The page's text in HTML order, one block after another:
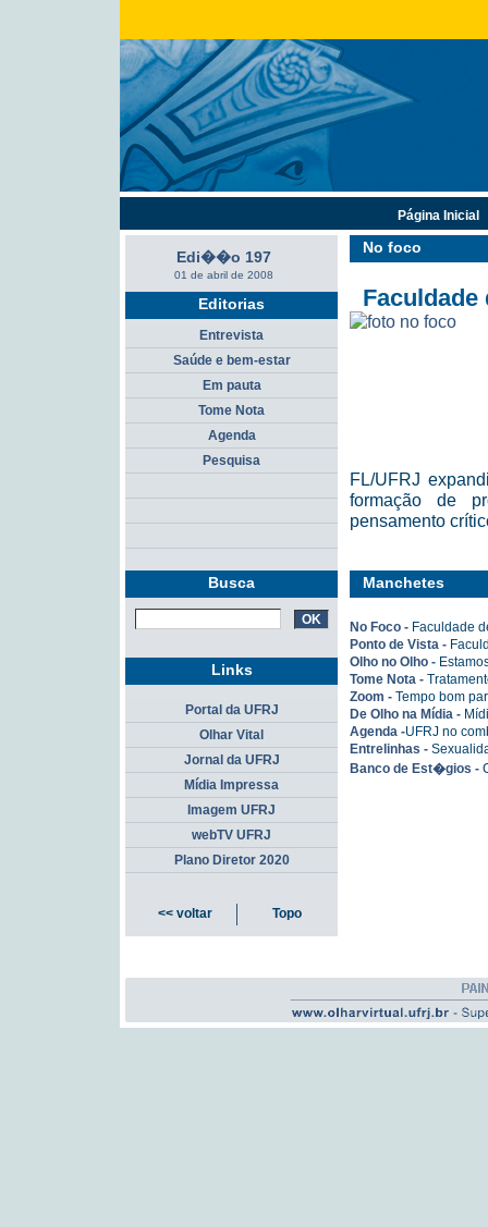
No foco
Faculdade
FL/UFRJ
formação de
pensamento
Manchetes
No Foco - Faculdade
Ponto de Vista -
Olho no Olho -
Tome Nota -
Zoom - Tempo bom
De Olho na Mídia -
Agenda -UFRJ no
Entrelinhas -
Banco de Est�gios -
Edi��o 197
01 de abril de 2008
Editorias
Entrevista
Saúde e bem-estar
Em pauta
Tome Nota
Agenda
Pesquisa
Busca
Página Inicial
Links
Portal da UFRJ
Olhar Vital
Jornal da UFRJ
Mídia Impressa
Imagem UFRJ
webTV UFRJ
Plano Diretor 2020
<< voltar Topo